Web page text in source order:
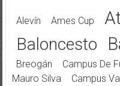
Alevín Ames Cup
Baloncesto
Breogán
Campus De
Mauro Silva
Campus